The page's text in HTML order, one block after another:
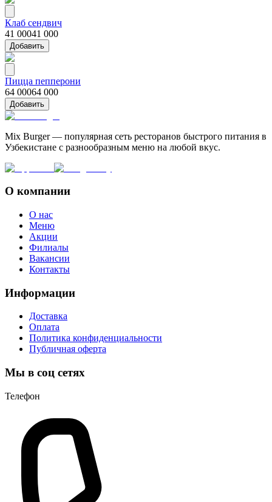
Клаб сендвич
41 00041 000
Добавить
Пицца пепперони
64 00064 000
Добавить
Mix Burger — популярная сеть ресторанов быстрого питания в
Узбекистане с разнообразным меню на любой вкус.
О компании
О нас
Меню
Акции
Филиалы
Вакансии
Контакты
Информации
Доставка
Оплата
Политика конфиденциальности
Публичная оферта
Мы в соц сетях
Телефон